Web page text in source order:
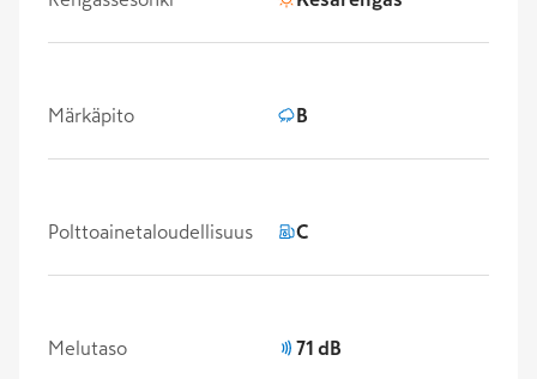
Märkäpito B
Polttoainetaloudellisuus C
Melutaso 71 dB